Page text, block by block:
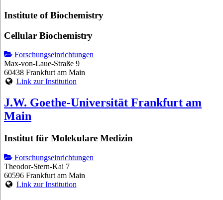
Institute of Biochemistry
Cellular Biochemistry
Forschungseinrichtungen
Max-von-Laue-Straße 9
60438 Frankfurt am Main
Link zur Institution
J.W. Goethe-Universität Frankfurt am
Main
Institut für Molekulare Medizin
Forschungseinrichtungen
Theodor-Stern-Kai 7
60596 Frankfurt am Main
Link zur Institution